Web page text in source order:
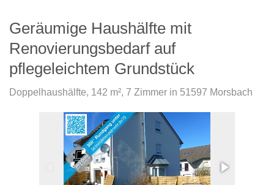
Geräumige Haushälfte mit
Renovierungsbedarf auf
pflegeleichtem Grundstück
Doppelhaushälfte, 142 m², 7 Zimmer in 51597 Morsbach